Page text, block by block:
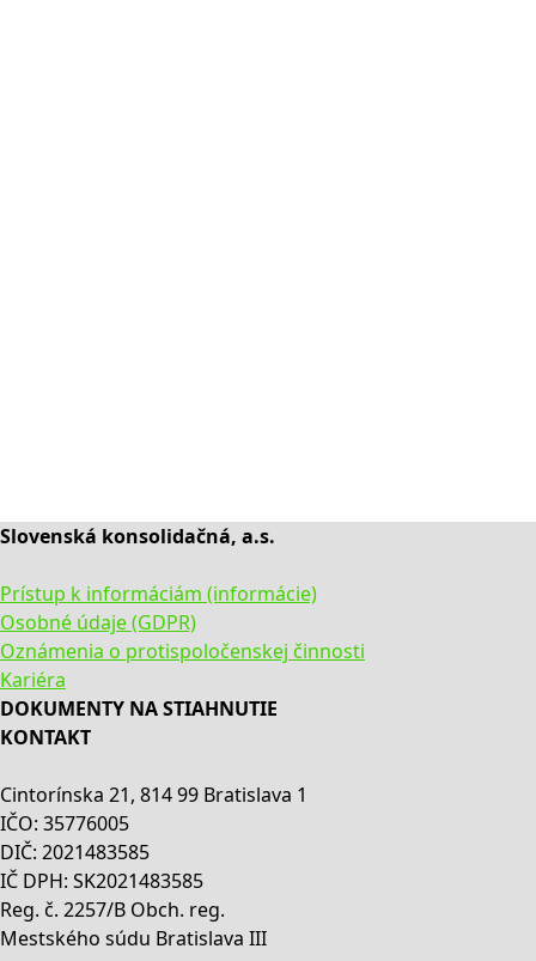
Slovenská konsolidačná, a.s.
Prístup k informáciám (informácie)
Osobné údaje (GDPR)
Oznámenia o protispoločenskej činnosti
Kariéra
DOKUMENTY NA STIAHNUTIE
KONTAKT
Cintorínska 21, 814 99 Bratislava 1
IČO: 35776005
DIČ: 2021483585
IČ DPH: SK2021483585
Reg. č. 2257/B Obch. reg.
Mestského súdu Bratislava III